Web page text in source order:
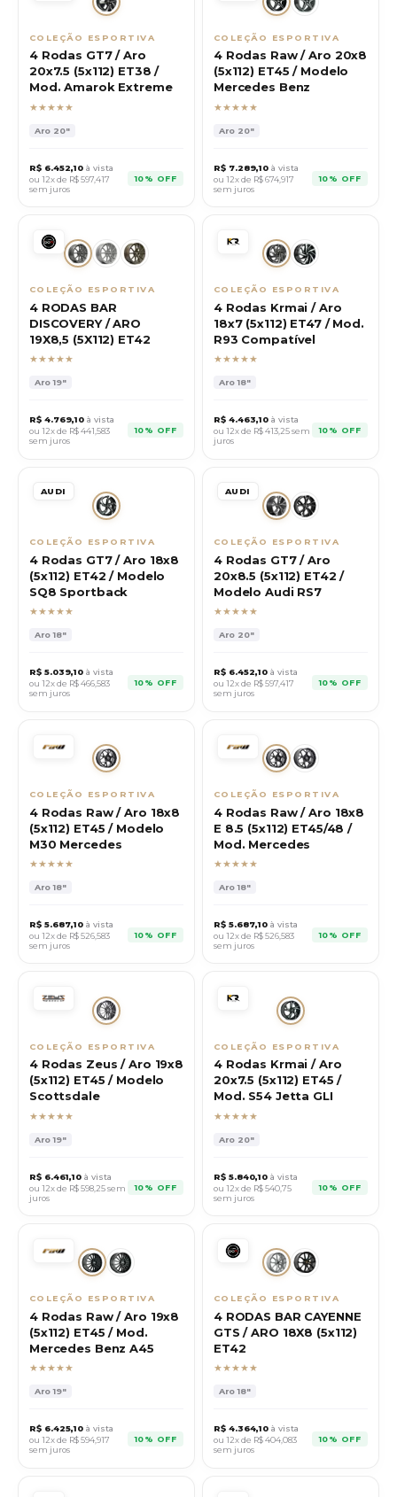
COLEÇÃO ESPORTIVA
4 Rodas GT7 / Aro
20x7.5 (5x112) ET38 /
Mod. Amarok Extreme
★★★★★
Aro 20"
R$ 6.452,10 à vista
ou 12x de R$597,417
sem juros
10% OFF
COLEÇÃO ESPORTIVA
4 Rodas Raw / Aro 20x8
(5x112) ET45 / Modelo
Mercedes Benz
★★★★★
Aro 20"
R$ 7.289,10 à vista
ou 12x de R$674,917
sem juros
10% OFF
COLEÇÃO ESPORTIVA
4 RODAS BAR
DISCOVERY / ARO
19X8,5 (5X112) ET42
★★★★★
Aro19"
R$ 4.769,10 à vista
ou 12x de R$441,583
sem juros
10% OFF
COLEÇÃO ESPORTIVA
4 Rodas Krmai / Aro
18x7 (5x112) ET47 / Mod.
R93 Compatível
★★★★★
Aro18"
R$ 4.463,10 à vista
ou 12x de R$413,25sem
juros
10% OFF
AUDI
COLEÇÃO ESPORTIVA
4 Rodas GT7 / Aro 18x8
(5x112) ET42 / Modelo
SQ8 Sportback
★★★★★
Aro18"
R$ 5.039,10 à vista
ou 12x de R$466,583
sem juros
10% OFF
AUDI
COLEÇÃO ESPORTIVA
4 Rodas GT7 / Aro
20x8.5 (5x112) ET42 /
Modelo Audi RS7
★★★★★
Aro 20"
R$ 6.452,10 à vista
ou 12x de R$597,417
sem juros
10% OFF
COLEÇÃO ESPORTIVA
4 Rodas Raw / Aro 18x8
(5x112) ET45 / Modelo
M30 Mercedes
★★★★★
Aro18"
R$ 5.687,10 à vista
ou 12x de R$526,583
sem juros
10% OFF
COLEÇÃO ESPORTIVA
4 Rodas Raw / Aro 18x8
E 8.5 (5x112) ET45/48 /
Mod. Mercedes
★★★★★
Aro18"
R$ 5.687,10 à vista
ou 12x de R$526,583
sem juros
10% OFF
COLEÇÃO ESPORTIVA
4 Rodas Zeus / Aro 19x8
(5x112) ET45 / Modelo
Scottsdale
★★★★★
Aro19"
R$ 6.461,10 à vista
ou 12x de R$598,25sem
juros
10% OFF
COLEÇÃO ESPORTIVA
4 Rodas Krmai / Aro
20x7.5 (5x112) ET45 /
Mod. S54 Jetta GLI
★★★★★
Aro 20"
R$ 5.840,10 à vista
ou 12x de R$540,75
sem juros
10% OFF
COLEÇÃO ESPORTIVA
4 Rodas Raw / Aro 19x8
(5x112) ET45 / Mod.
Mercedes Benz A45
★★★★★
Aro19"
R$ 6.425,10 à vista
ou 12x de R$594,917
sem juros
10% OFF
COLEÇÃO ESPORTIVA
4 RODAS BAR CAYENNE
GTS / ARO 18X8 (5x112)
ET42
★★★★★
Aro18"
R$ 4.364,10 à vista
ou 12x de R$404,083
sem juros
10% OFF